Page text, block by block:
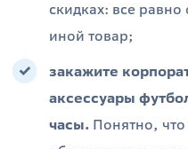
скидках: все равно
иной товар;
закажите
аксессуары
часы. Понятно,